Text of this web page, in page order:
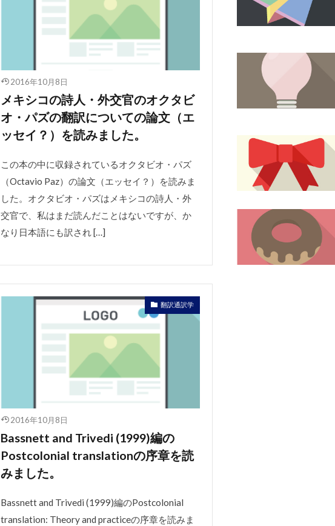
2016年10月8日
メキシコの詩人・外交官のオクタビ
オ・パズの翻訳についての論文（エ
ッセイ？）を読みました。
この本の中に収録されているオクタビオ・パズ
（Octavio Paz）の論文（エッセイ？）を読みま
した。オクタビオ・パズはメキシコの詩人・外
交官で、私はまだ読んだことはないですが、か
なり日本語にも訳され […]
翻訳通訳学
2016年10月8日
Bassnett and Trivedi (1999)編の
Postcolonial translationの序章を読
みました。
Bassnett and Trivedi (1999)編のPostcolonial
translation: Theory and practiceの序章を読みま